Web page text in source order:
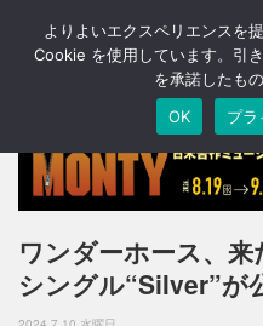
ワンダーホース、来
シングル“Silver”が
よりよいエクスペリエンスを
Cookie を使用しています。引
を承諾したも
OK
プラ